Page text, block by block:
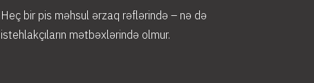
Heç bir pis məhsul ərzaq rəflərində – nə də
istehlakçıların mətbəxlərində olmur.